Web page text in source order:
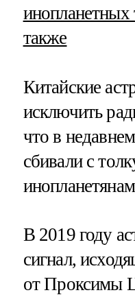
инопланетных
также
Китайские
исключить
что в
сбивали с
В 2019 году
сигнал,
от Проксимы